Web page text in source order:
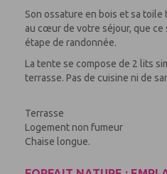
Son ossature en bois et sa
au cœur de votre séjour, que
étape de randonnée.
La tente se compose de 2 lits
terrasse. Pas de cuisine ni de
Terrasse
Logement non fumeur
Chaise longue.